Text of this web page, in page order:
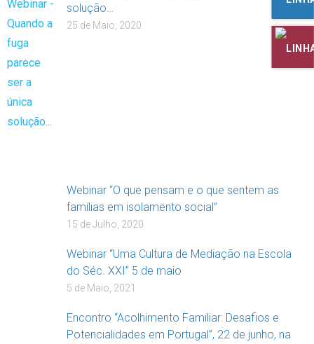
solução…
25 de Maio, 2020
Webinar “O que pensam e o que sentem as
famílias em isolamento social”
15 de Julho, 2020
Webinar “Uma Cultura de Mediação na Escola
do Séc. XXI” 5 de maio
5 de Maio, 2021
Encontro “Acolhimento Familiar: Desafios e
Potencialidades em Portugal”, 22 de junho, na